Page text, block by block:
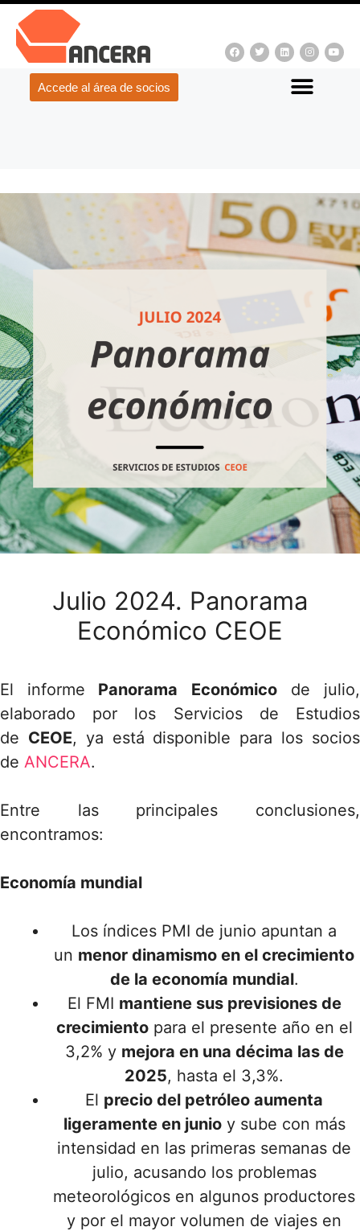
Accede al área de socios
Julio 2024. Panorama
Económico CEOE
El informe Panorama Económicode julio,
elaborado por los Servicios de Estudios
de CEOE, ya está disponible para los socios
de ANCERA.
Entre las principales conclusiones,
encontramos:
Economía mundial
Los índices PMI de junio apuntan a
un menor dinamismo en el crecimiento
de la economía mundial.
El FMI mantiene sus previsiones de
crecimientopara el presente año en el
3,2% y mejora en una décima las de
2025, hasta el 3,3%.
El precio del petróleo aumenta
ligeramente en junioy sube con más
intensidad en las primeras semanas de
julio, acusando los problemas
meteorológicos en algunos productores
y por el mayor volumen de viajes en